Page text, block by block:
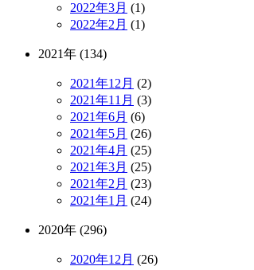
2022年3月 (1)
2022年2月 (1)
2021年 (134)
2021年12月 (2)
2021年11月 (3)
2021年6月 (6)
2021年5月 (26)
2021年4月 (25)
2021年3月 (25)
2021年2月 (23)
2021年1月 (24)
2020年 (296)
2020年12月 (26)